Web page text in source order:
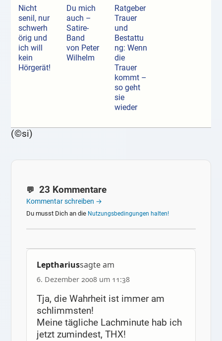
Nicht
senil, nur
schwerh
örig und
ich will
kein
Hörgerät!
Du mich
auch –
Satire-
Band
von Peter
Wilhelm
Ratgeber
Trauer
und
Bestattu
ng: Wenn
die
Trauer
kommt –
so geht
sie
wieder
(©si)
23 Kommentare
Kommentar schreiben →
Du musst Dich an die Nutzungsbedingungen halten!
Lepthariussagte am
6. Dezember 2008 um 11:38
Tja, die Wahrheit ist immer am
schlimmsten!
Meine tägliche Lachminute hab ich
jetzt zumindest, THX!